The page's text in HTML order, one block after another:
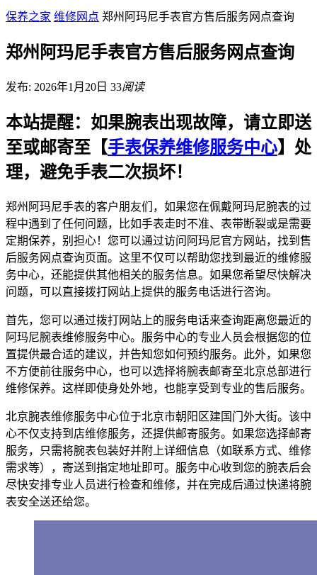
保养之家 维修网点 郑州阿玛尼手表官方售后服务网点查询
郑州阿玛尼手表官方售后服务网点查询
发布: 2026年1月20日 33阅读
本站提醒：如果腕表出现故障，请立即送
至或邮寄至【手表保养维修服务中心】处
理，避免手表二次损坏！
郑州阿玛尼手表的客户朋友们，如果您在佩戴阿玛尼腕表的过
程中遇到了任何问题，比如手表走时不准、表带断裂或是需要
定期保养，别担心！您可以通过访问阿玛尼官方网站，找到售
后服务网点查询页面。这里不仅可以帮助您找到最近的维修服
务中心，还能提供其他相关的服务信息。如果您希望尽快解决
问题，可以直接拨打网站上提供的服务电话进行咨询。
首先，您可以通过拨打网站上的服务电话来查询距离您最近的
阿玛尼腕表维修服务中心。服务中心的专业人员会根据您的位
置提供最合适的建议，并告知您如何预约服务。此外，如果您
不方便前往服务中心，也可以选择将腕表邮寄至北京总部进行
维修保养。这样即使身处外地，也能享受到专业的售后服务。
北京腕表维修服务中心位于北京市朝阳区建国门外大街。该中
心不仅支持到店维修服务，还提供邮寄服务。如果您选择邮寄
服务，只需将腕表包装好并附上详细信息（如联系方式、维修
需求等），寄送到指定地址即可。服务中心收到您的腕表后会
尽快安排专业人员进行检查和维修，并在完成后通过快递将腕
表安全送还给您。